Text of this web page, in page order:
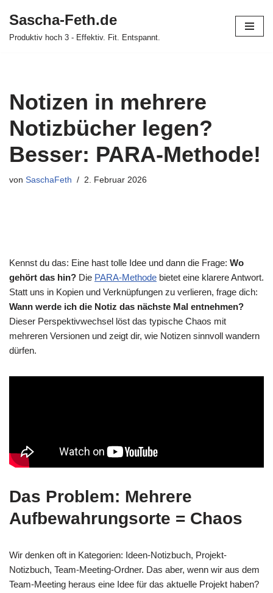
Zum
Sascha-Feth.de
Produktiv hoch 3 - Effektiv. Fit. Entspannt.
Notizen in mehrere
Notizbücher legen?
Besser: PARA-Methode!
von SaschaFeth 2. Februar 2026
Kennst du das: Eine hast tolle Idee und dann die Frage: Wo
gehört das hin? Die PARA-Methode bietet eine klarere Antwort.
Statt uns in Kopien und Verknüpfungen zu verlieren, frage dich:
Wann werde ich die Notiz das nächste Mal entnehmen?
Dieser Perspektivwechsel löst das typische Chaos mit
mehreren Versionen und zeigt dir, wie Notizen sinnvoll wandern
dürfen.
Das Problem: Mehrere
Aufbewahrungsorte = Chaos
Wir denken oft in Kategorien: Ideen-Notizbuch, Projekt-
Notizbuch, Team-Meeting-Ordner. Das aber, wenn wir aus dem
Team-Meeting heraus eine Idee für das aktuelle Projekt haben?